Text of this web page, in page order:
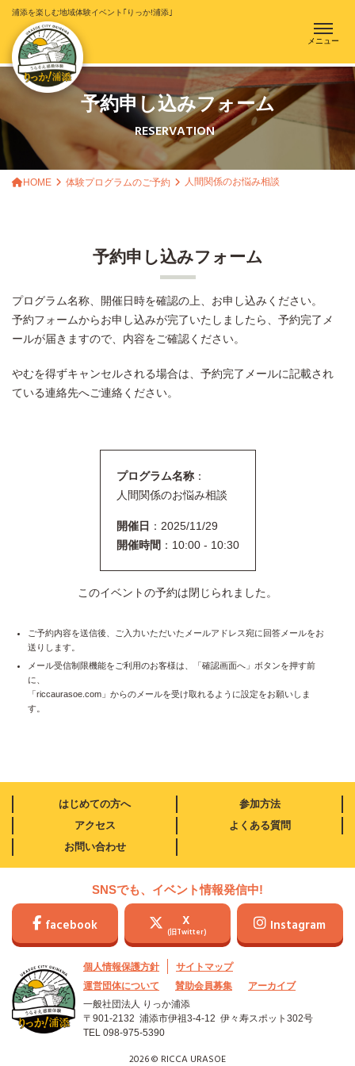
浦添を楽しむ地域体験イベント｢りっか!浦添｣
メニュー
予約申し込みフォーム
RESERVATION
HOME 体験プログラムのご予約 人間関係のお悩み相談
予約申し込みフォーム
プログラム名称、開催日時を確認の上、お申し込みください。
予約フォームからお申し込みが完了いたしましたら、予約完了メ
ールが届きますので、内容をご確認ください。
やむを得ずキャンセルされる場合は、予約完了メールに記載され
ている連絡先へご連絡ください。
プログラム名称：
人間関係のお悩み相談
開催日 ：2025/11/29
開催時間 ：10:00 - 10:30
このイベントの予約は閉じられました。
ご予約内容を送信後、ご入力いただいたメールアドレス宛に回答メールをお
送りします。
メール受信制限機能をご利用のお客様は、「確認画面へ」ボタンを押す前
に、
「riccaurasoe.com」からのメールを受け取れるように設定をお願いしま
す。
はじめての方へ
参加方法
アクセス
よくある質問
お問い合わせ
SNSでも、イベント情報発信中!
facebook X
(旧Twitter) Instagram
個人情報保護方針
サイトマップ
運営団体について
賛助会員募集
アーカイブ
一般社団法人 りっか浦添
〒901-2132 浦添市伊祖3-4-12 伊々寿スポット302号
TEL 098-975-5390
2026 © RICCA URASOE